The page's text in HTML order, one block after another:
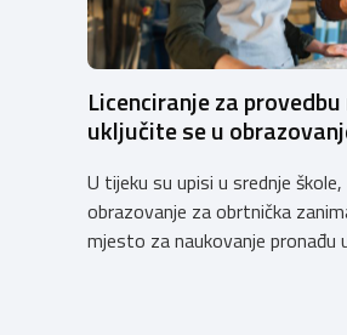
Licenciranje za
uključite se u
U tijeku su upisi u srednje
obrazovanje za obrtnička
mjesto za naukovanje pronađu